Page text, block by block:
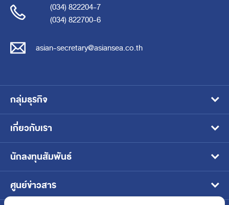
(034) 822204-7
(034) 822700-6
asian-secretary@asiansea.co.th
กลุ่มธุรกิจ
อาหารสัตว์เลี้ยงแบบเปียก
อาหารสัตว์น้ำ
อาหารพร้อมทานบรรจุในภาชนะปิดผนึก
เกี่ยวกับเรา
วิสัยทัศน์ พันธกิจ และเป้าหมาย
ประวัติและพัฒนาการของบริษัท
นักลงทุนสัมพันธ์
หน้าหลักนักลงทุนสัมพันธ์
ข้อมูลบริษัท
ศูนย์ข่าวสาร
ข่าวประชาสัมพันธ์